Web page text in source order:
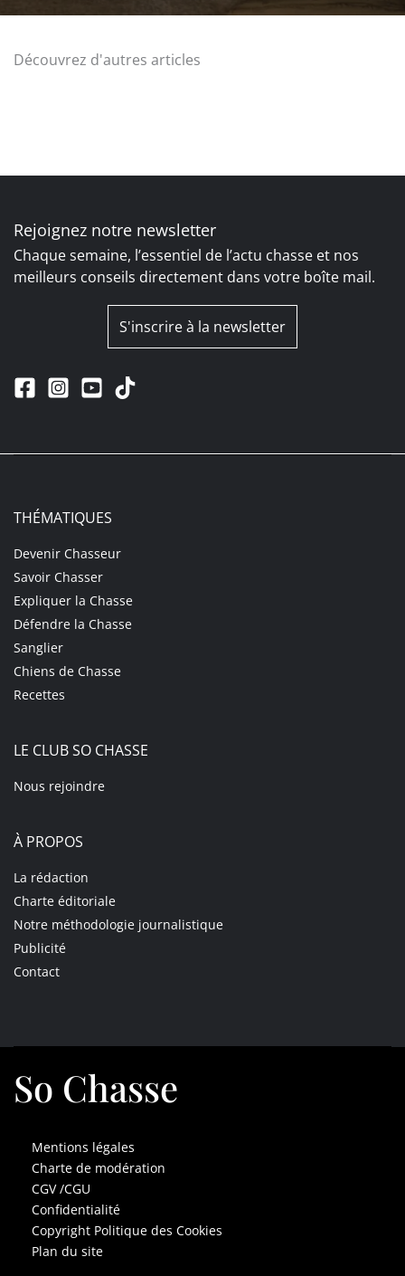
Découvrez d'autres articles
Rejoignez notre newsletter
Chaque semaine, l’essentiel de l’actu chasse et nos
meilleurs conseils directement dans votre boîte mail.
S'inscrire à la newsletter
THÉMATIQUES
Devenir Chasseur
Savoir Chasser
Expliquer la Chasse
Défendre la Chasse
Sanglier
Chiens de Chasse
Recettes
LE CLUB SO CHASSE
Nous rejoindre
À PROPOS
La rédaction
Charte éditoriale
Notre méthodologie journalistique
Publicité
Contact
So Chasse
Mentions légales
Charte de modération
CGV /CGU
Confidentialité
Copyright Politique des Cookies
Plan du site